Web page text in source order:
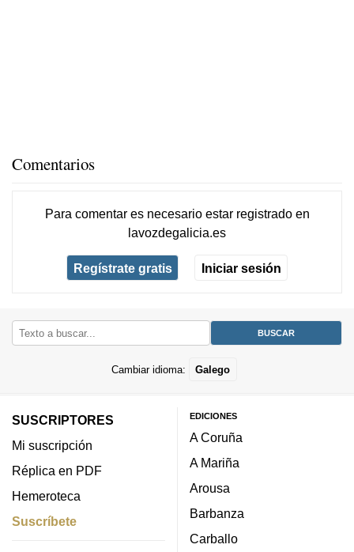
Comentarios
Para comentar es necesario estar registradoen
lavozdegalicia.es
Regístrate gratis Iniciar sesión
Cambiar idioma: Galego
SUSCRIPTORES
Mi suscripción
Réplica en PDF
Hemeroteca
Suscríbete
EDICIONES
A Coruña
A Mariña
Arousa
Barbanza
Carballo